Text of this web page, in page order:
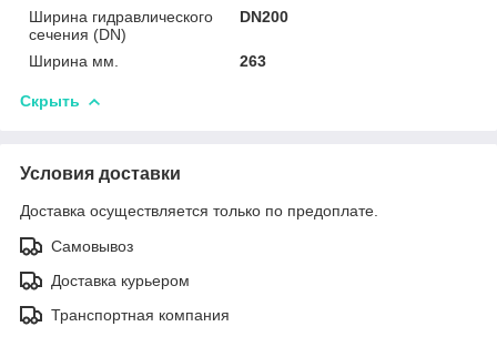
Ширина гидравлического
сечения (DN)
DN200
Ширина мм. 263
Скрыть
Условия доставки
Доставка осуществляется только по предоплате.
Самовывоз
Доставка курьером
Транспортная компания